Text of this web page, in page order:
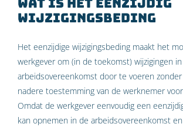
wijzigingsbeding
Het eenzijdige wijzigingsbeding maakt het
werkgever om (in de toekomst) wijzigingen
arbeidsovereenkomst door te voeren
nadere toestemming van de werknemer
Omdat de werkgever eenvoudig een
kan opnemen in de arbeidsovereenkomst